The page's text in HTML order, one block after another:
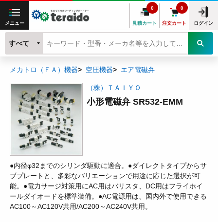
メニュー 見積カート
0
注文カート
0
ログイン
すべて
メカトロ（ＦＡ）機器 空圧機器 エア電磁弁
（株）ＴＡＩＹＯ
小形電磁弁 SR532-EMM
●内径φ32までのシリンダ駆動に適合。●ダイレクトタイプからサ
ブプレートと、多彩なバリエーションで用途に応じた選択が可
能。●電力サージ対策用にAC用はバリスタ、DC用はフライホイ
ールダイオードを標準装備。●AC電源用は、国内外で使用できる
AC100～AC120V共用/AC200～AC240V共用。